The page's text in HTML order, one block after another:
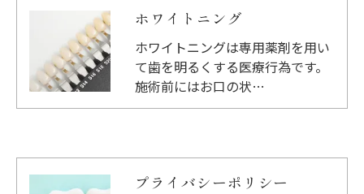
ホワイトニング
ホワイトニングは専用薬剤を用い
て歯を明るくする医療行為です。
施術前にはお口の状…
プライバシーポリシー